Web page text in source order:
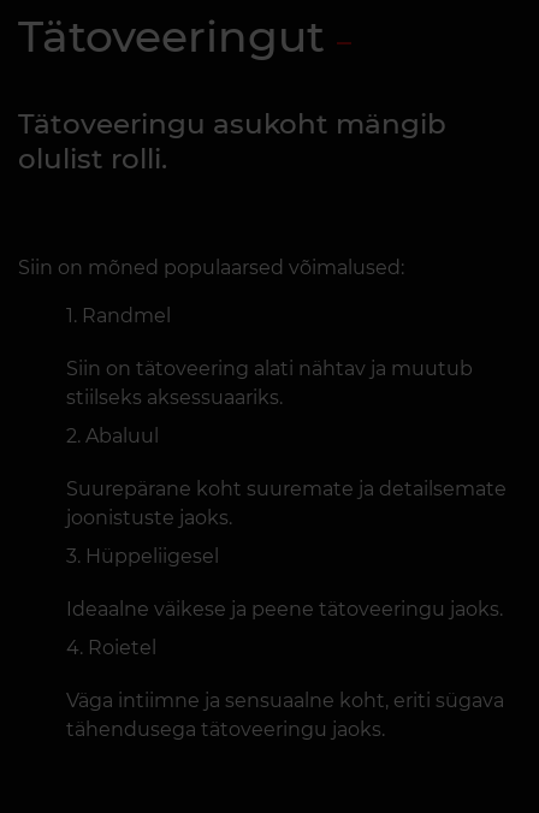
Tätoveeringut
Tätoveeringu asukoht mängib
olulist rolli.
Siin on mõned populaarsed võimalused:
Randmel
Siin on tätoveering alati nähtav ja muutub
stiilseks aksessuaariks.
Abaluul
Suurepärane koht suuremate ja detailsemate
joonistuste jaoks.
Hüppeliigesel
Ideaalne väikese ja peene tätoveeringu jaoks.
Roietel
Väga intiimne ja sensuaalne koht, eriti sügava
tähendusega tätoveeringu jaoks.